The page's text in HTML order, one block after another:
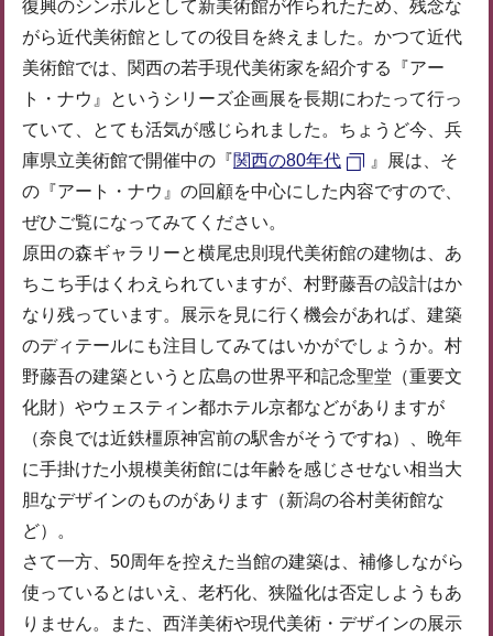
復興のシンボルとして新美術館が作られたため、残念な
がら近代美術館としての役目を終えました。かつて近代
美術館では、関西の若手現代美術家を紹介する『アー
ト・ナウ』というシリーズ企画展を長期にわたって行っ
ていて、とても活気が感じられました。ちょうど今、兵
庫県立美術館で開催中の『関西の80年代
』展は、そ
の『アート・ナウ』の回顧を中心にした内容ですので、
ぜひご覧になってみてください。
原田の森ギャラリーと横尾忠則現代美術館の建物は、あ
ちこち手はくわえられていますが、村野藤吾の設計はか
なり残っています。展示を見に行く機会があれば、建築
のディテールにも注目してみてはいかがでしょうか。村
野藤吾の建築というと広島の世界平和記念聖堂（重要文
化財）やウェスティン都ホテル京都などがありますが
（奈良では近鉄橿原神宮前の駅舎がそうですね）、晩年
に手掛けた小規模美術館には年齢を感じさせない相当大
胆なデザインのものがあります（新潟の谷村美術館な
ど）。
さて一方、50周年を控えた当館の建築は、補修しながら
使っているとはいえ、老朽化、狭隘化は否定しようもあ
りません。また、西洋美術や現代美術・デザインの展示